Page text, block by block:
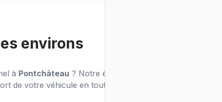
environs
à Pontchâteau ? Notre équipe de
de votre véhicule en toute sécurité.